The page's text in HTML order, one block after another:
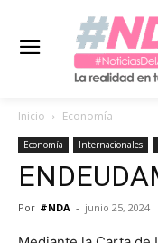
Inicio Economía
Economía Internacionales
Por #NDA - junio 25, 2024